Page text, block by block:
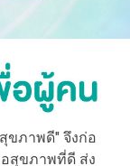
ขภาพดี" จึงก่อ
สุขภาพที่ดี ส่ง